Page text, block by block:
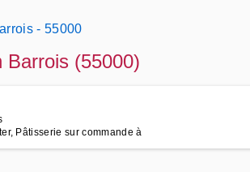
- 55000
Barrois (55000)
Pâtisserie sur commande à